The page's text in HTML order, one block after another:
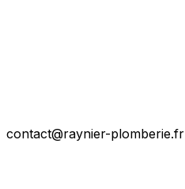
contact@raynier-plomberie.fr